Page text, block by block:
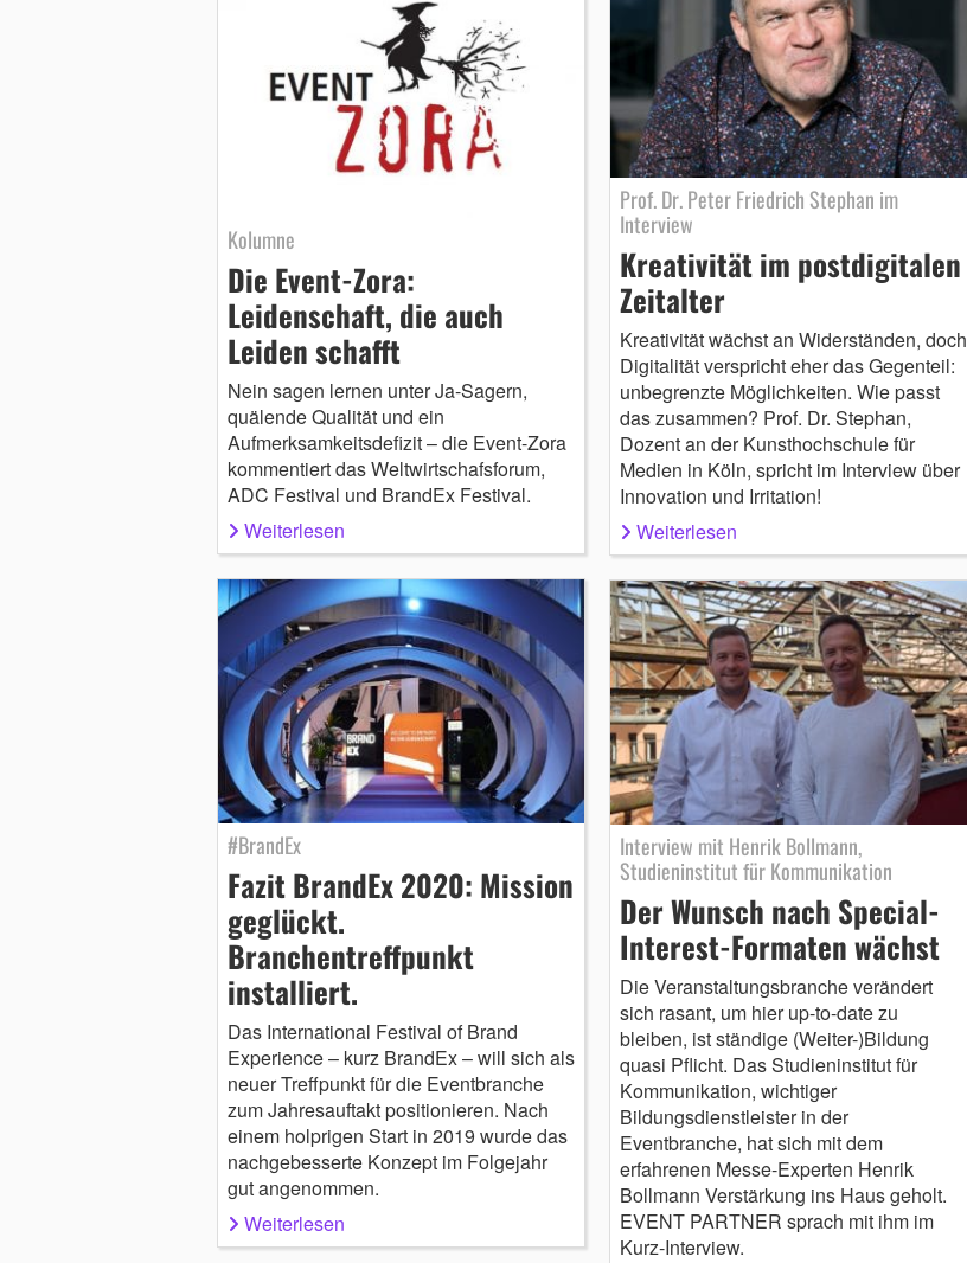
Kolumne
Die Event-Zora:
Leidenschaft, die auch
Leiden schafft
Nein sagen lernen unter Ja-Sagern,
quälende Qualität und ein
Aufmerksamkeitsdefizit – die Event-Zora
kommentiert das Weltwirtschafsforum,
ADC Festival und BrandEx Festival.
Weiterlesen
#BrandEx
Fazit BrandEx 2020: Mission
geglückt.
Branchentreffpunkt
installiert.
Das International Festival of Brand
Experience – kurz BrandEx – will sich als
neuer Treffpunkt für die Eventbranche
zum Jahresauftakt positionieren. Nach
einem holprigen Start in 2019 wurde das
nachgebesserte Konzept im Folgejahr
gut angenommen.
Weiterlesen
Prof. Dr. Peter Friedrich Stephan im
Interview
Kreativität im postdigitalen
Zeitalter
Kreativität wächst an Widerständen, doch
Digitalität verspricht eher das Gegenteil:
unbegrenzte Möglichkeiten. Wie passt
das zusammen? Prof. Dr. Stephan,
Dozent an der Kunsthochschule für
Medien in Köln, spricht im Interview über
Innovation und Irritation!
Weiterlesen
Interview mit Henrik Bollmann,
Studieninstitut für Kommunikation
Der Wunsch nach Special-
Interest-Formaten wächst
Die Veranstaltungsbranche verändert
sich rasant, um hier up-to-date zu
bleiben, ist ständige (Weiter-)Bildung
quasi Pflicht. Das Studieninstitut für
Kommunikation, wichtiger
Bildungsdienstleister in der
Eventbranche, hat sich mit dem
erfahrenen Messe-Experten Henrik
Bollmann Verstärkung ins Haus geholt.
EVENT PARTNER sprach mit ihm im
Kurz-Interview.